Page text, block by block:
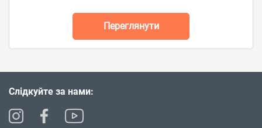
Переглянути
Слідкуйте за нами: